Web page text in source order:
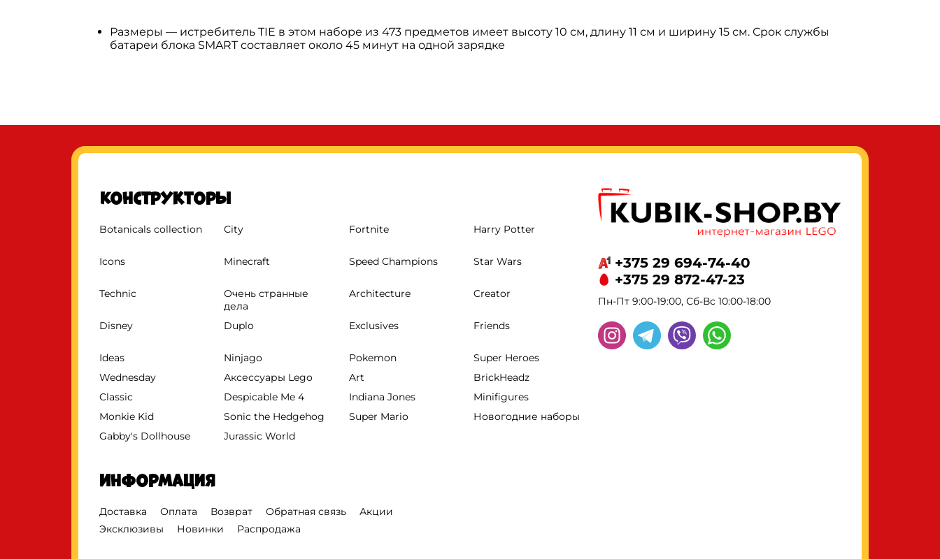
Размеры — истребитель TIE в этом наборе из 473 предметов имеет высоту 10 см, длину 11 см и ширину 15 см. Срок службы
батареи блока SMART составляет около 45 минут на одной зарядке
Конструкторы
Botanicals collection City Fortnite Harry Potter
Icons Minecraft Speed Champions Star Wars
Technic
Очень странные
дела
Architecture Creator
Disney Duplo Exclusives Friends
Ideas Ninjago Pokemon
Super Heroes
Wednesday
Аксессуары Lego Art
BrickHeadz
Classic
Despicable Me 4 Indiana Jones
Minifigures
Monkie Kid
Sonic the Hedgehog Super Mario
Новогодние наборы
Gabby's Dollhouse
Jurassic World
Информация
Доставка Оплата Возврат Обратная связь
Акции
Эксклюзивы
Новинки Распродажа
+375 29 694-74-40
+375 29 872-47-23
Пн-Пт 9:00-19:00, Сб-Вс 10:00-18:00